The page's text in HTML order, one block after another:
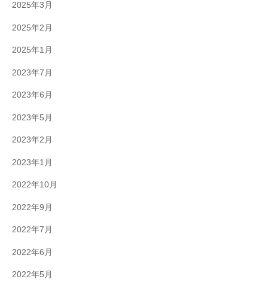
2025年3月
2025年2月
2025年1月
2023年7月
2023年6月
2023年5月
2023年2月
2023年1月
2022年10月
2022年9月
2022年7月
2022年6月
2022年5月